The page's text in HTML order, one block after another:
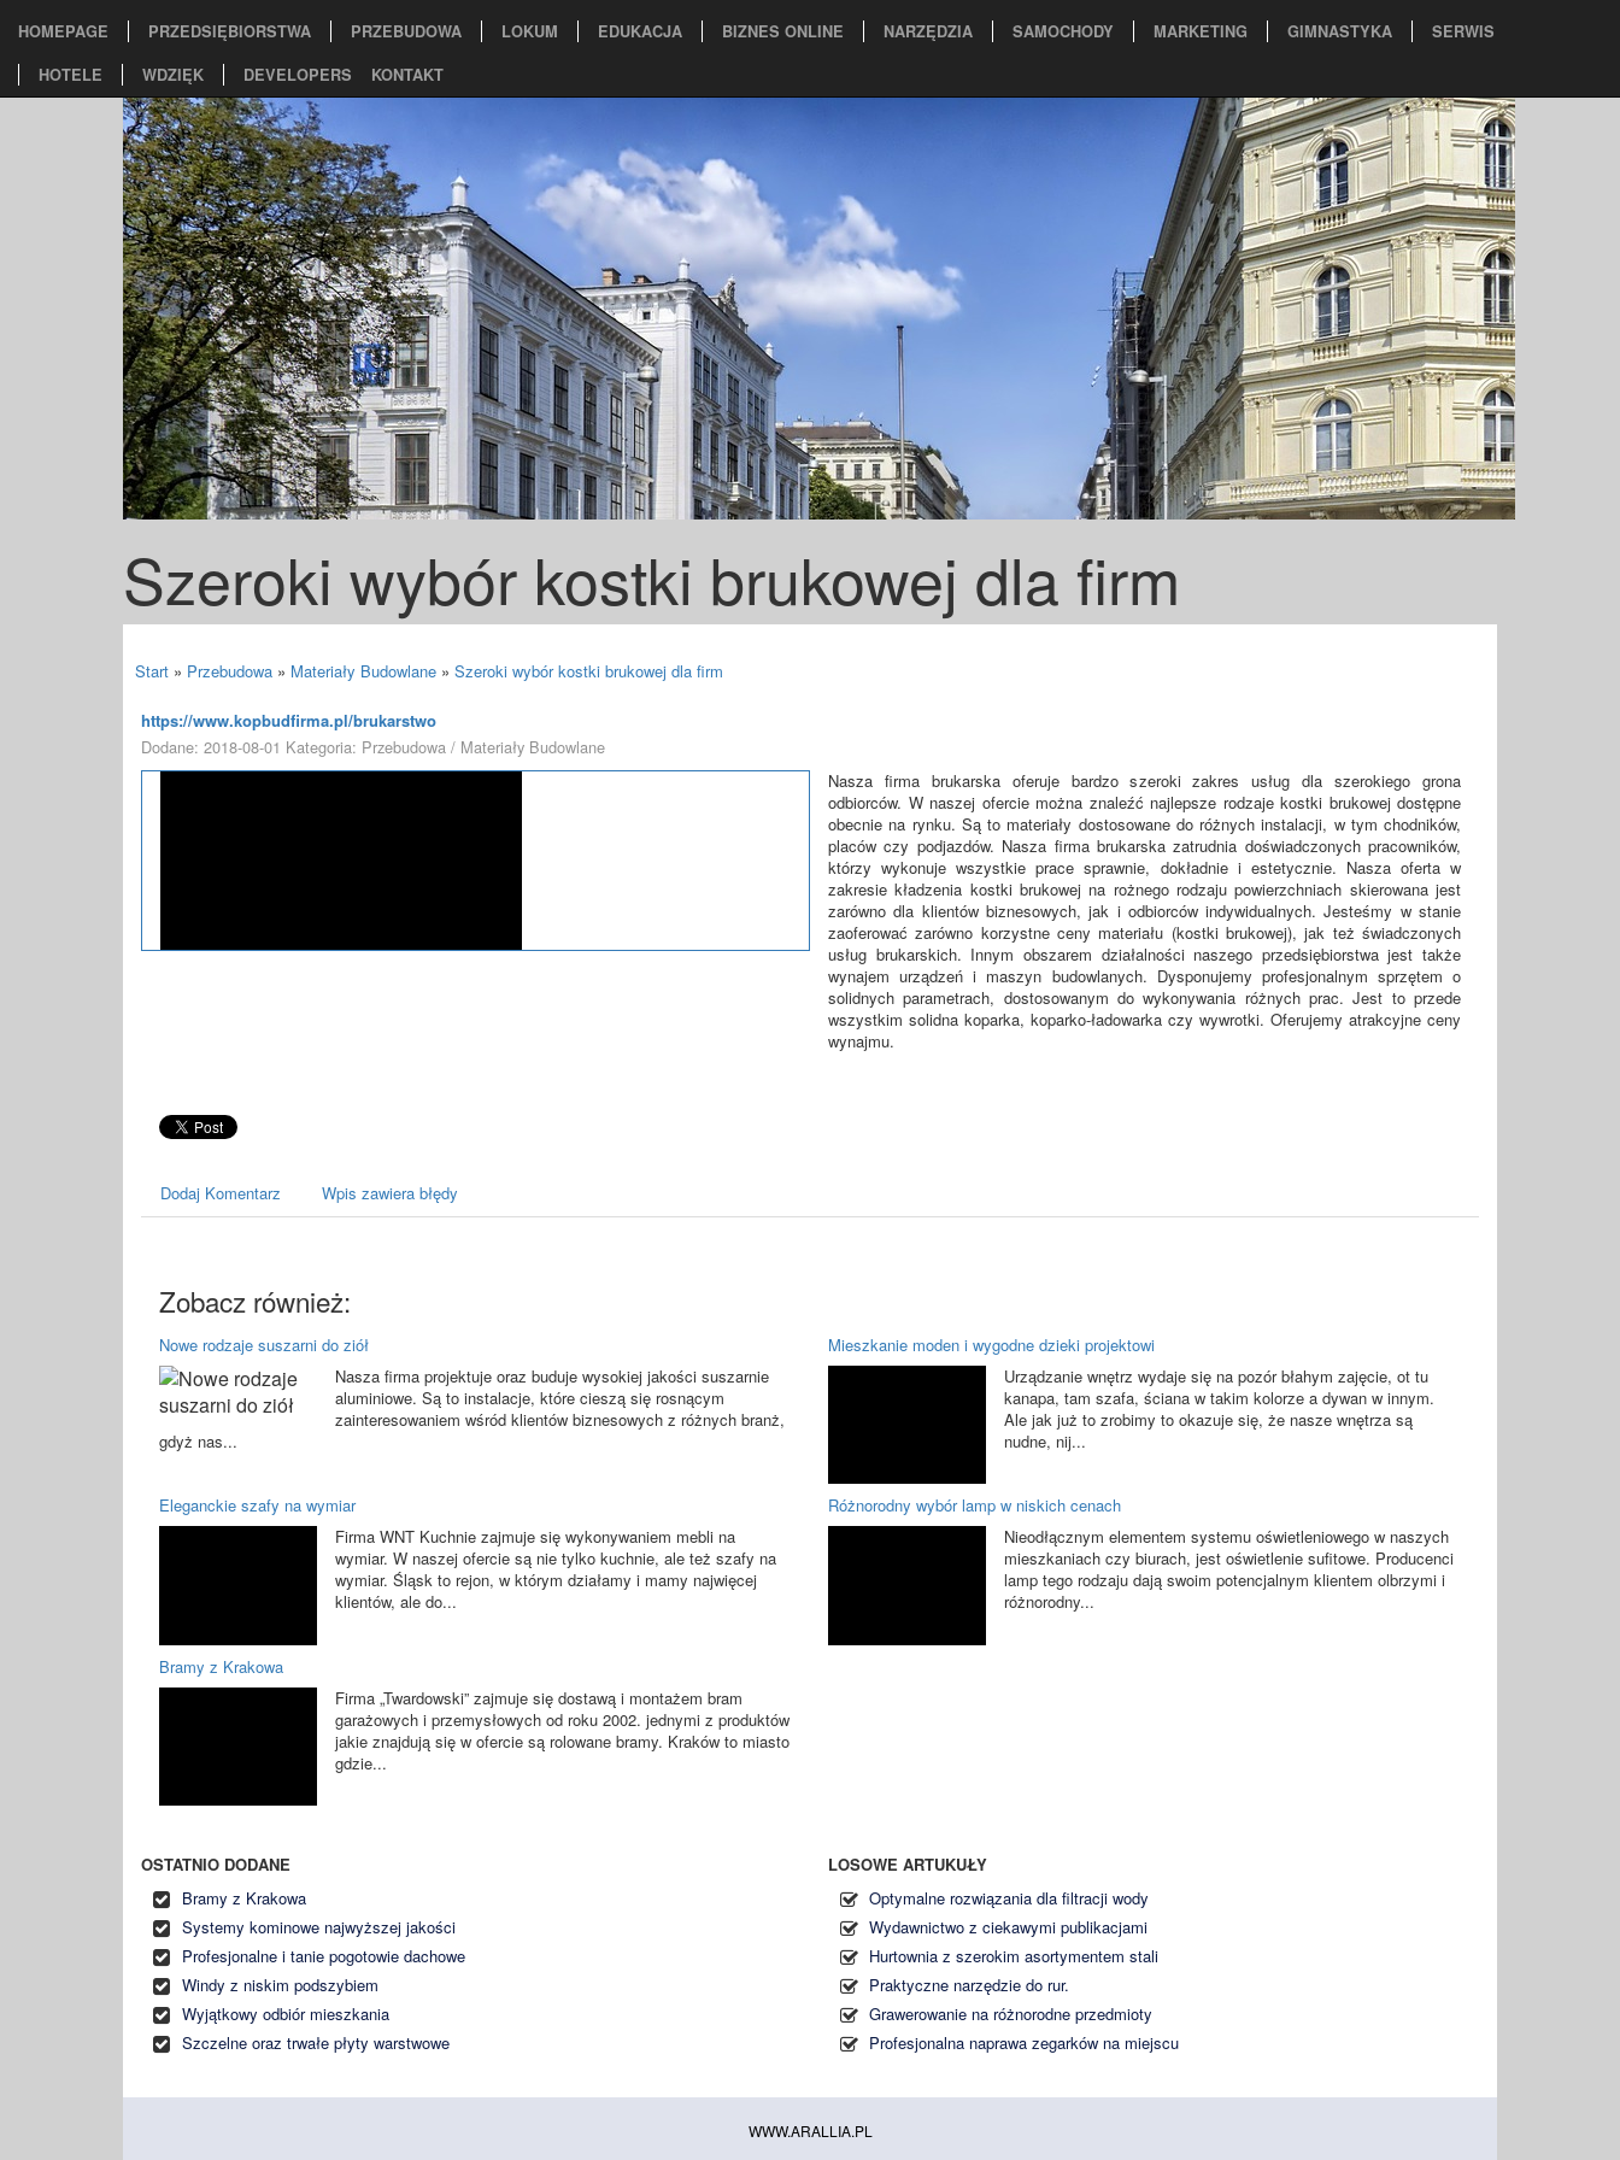
HOMEPAGE PRZEDSIĘBIORSTWA PRZEBUDOWA LOKUM EDUKACJA BIZNES ONLINE NARZĘDZIA SAMOCHODY MARKETING GIMNASTYKA
SERWIS
HOTELE
WDZIĘK DEVELOPERS KONTAKT
Szeroki wybór kostki brukowej dla firm
Start » Przebudowa » Materiały Budowlane » Szeroki wybór kostki brukowej dla firm
https://www.kopbudfirma.pl/brukarstwo
Dodane: 2018-08-01 Kategoria: Przebudowa / Materiały Budowlane
Nasza firma brukarska oferuje bardzo szeroki zakres usług dla szerokiego grona
odbiorców. W naszej ofercie można znaleźć najlepsze rodzaje kostki brukowej dostępne
obecnie na rynku. Są to materiały dostosowane do różnych instalacji, w tym chodników,
placów czy podjazdów. Nasza firma brukarska zatrudnia doświadczonych pracowników,
którzy wykonuje wszystkie prace sprawnie, dokładnie i estetycznie. Nasza oferta w
zakresie kładzenia kostki brukowej na rożnego rodzaju powierzchniach skierowana jest
zarówno dla klientów biznesowych, jak i odbiorców indywidualnych. Jesteśmy w stanie
zaoferować zarówno korzystne ceny materiału (kostki brukowej), jak też świadczonych
usług brukarskich. Innym obszarem działalności naszego przedsiębiorstwa jest także
wynajem urządzeń i maszyn budowlanych. Dysponujemy profesjonalnym sprzętem o
solidnych parametrach, dostosowanym do wykonywania różnych prac. Jest to przede
wszystkim solidna koparka, koparko-ładowarka czy wywrotki. Oferujemy atrakcyjne ceny
wynajmu.
Dodaj Komentarz Wpis zawiera błędy
Zobacz również:
Nowe rodzaje suszarni do ziół
Nasza firma projektuje oraz buduje wysokiej jakości suszarnie
aluminiowe. Są to instalacje, które cieszą się rosnącym
zainteresowaniem wśród klientów biznesowych z różnych branż,
gdyż nas...
Mieszkanie moden i wygodne dzieki projektowi
Urządzanie wnętrz wydaje się na pozór błahym zajęcie, ot tu
kanapa, tam szafa, ściana w takim kolorze a dywan w innym.
Ale jak już to zrobimy to okazuje się, że nasze wnętrza są
nudne, nij...
Eleganckie szafy na wymiar
Firma WNT Kuchnie zajmuje się wykonywaniem mebli na
wymiar. W naszej ofercie są nie tylko kuchnie, ale też szafy na
wymiar. Śląsk to rejon, w którym działamy i mamy najwięcej
klientów, ale do...
Różnorodny wybór lamp w niskich cenach
Nieodłącznym elementem systemu oświetleniowego w naszych
mieszkaniach czy biurach, jest oświetlenie sufitowe. Producenci
lamp tego rodzaju dają swoim potencjalnym klientem olbrzymi i
różnorodny...
Bramy z Krakowa
Firma „Twardowski” zajmuje się dostawą i montażem bram
garażowych i przemysłowych od roku 2002. jednymi z produktów
jakie znajdują się w ofercie są rolowane bramy. Kraków to miasto
gdzie...
OSTATNIO DODANE
Bramy z Krakowa
Systemy kominowe najwyższej jakości
Profesjonalne i tanie pogotowie dachowe
Windy z niskim podszybiem
Wyjątkowy odbiór mieszkania
Szczelne oraz trwałe płyty warstwowe
LOSOWE ARTUKUŁY
Optymalne rozwiązania dla filtracji wody
Wydawnictwo z ciekawymi publikacjami
Hurtownia z szerokim asortymentem stali
Praktyczne narzędzie do rur.
Grawerowanie na różnorodne przedmioty
Profesjonalna naprawa zegarków na miejscu
WWW.ARALLIA.PL